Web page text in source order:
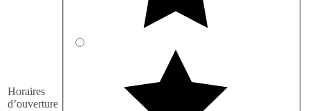
Horaires
d’ouverture